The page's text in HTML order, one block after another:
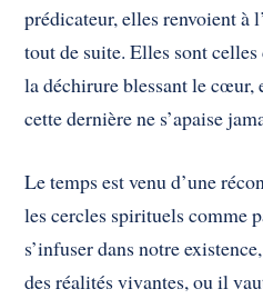
prédicateur, elles renvoient à
tout de suite. Elles sont
la déchirure blessant le
cette dernière ne s’apaise
Le temps est venu d’une
les cercles spirituels comme
s’infuser dans notre
des réalités vivantes, ou il